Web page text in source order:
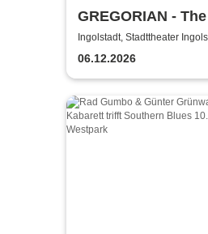
GREGORIAN -
Christmas Tour
Ingolstadt, Stadttheater
06.12.2026